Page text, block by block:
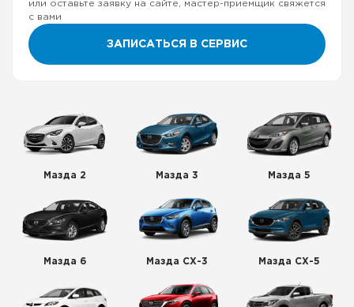
или оставьте заявку на сайте, мастер-приемщик свяжется
с вами
ЗАПИСАТЬСЯ В СЕРВИС
Мазда 2 Мазда 3 Мазда 5
Мазда 6 Мазда СХ-3 Мазда СХ-5